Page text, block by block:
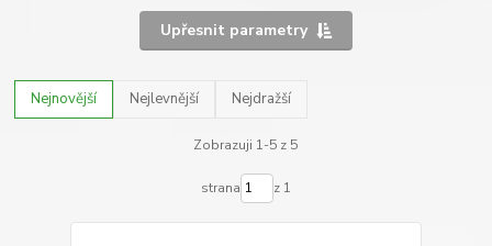
Upřesnit parametry
Nejnovější Nejlevnější Nejdražší
Zobrazuji 1-5 z 5
strana z 1